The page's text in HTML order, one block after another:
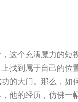
这个充满魔力的
找到属于自己的位
的大门。那么，
他的经历，仿佛一